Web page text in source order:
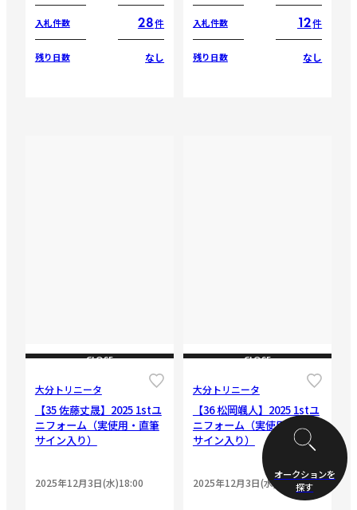
入札件数 28件
残り日数 なし
入札件数 12件
残り日数 なし
CLOSE
大分トリニータ
【35 佐藤丈晟】2025 1stユ
ニフォーム（実使用・直筆
サイン入り）
2025年12月3日(水)18:00
CLOSE
大分トリニータ
【36 松岡颯人】2025 1stユ
ニフォーム（実使用・直筆
サイン入り）
2025年12月3日(水)18:00
オークションを
探す